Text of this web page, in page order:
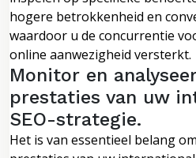
hogere betrokkenheid en
waardoor u de concurrentie
online aanwezigheid versterkt.
Monitor en
prestaties van uw
SEO-strategie.
Het is van essentieel belang